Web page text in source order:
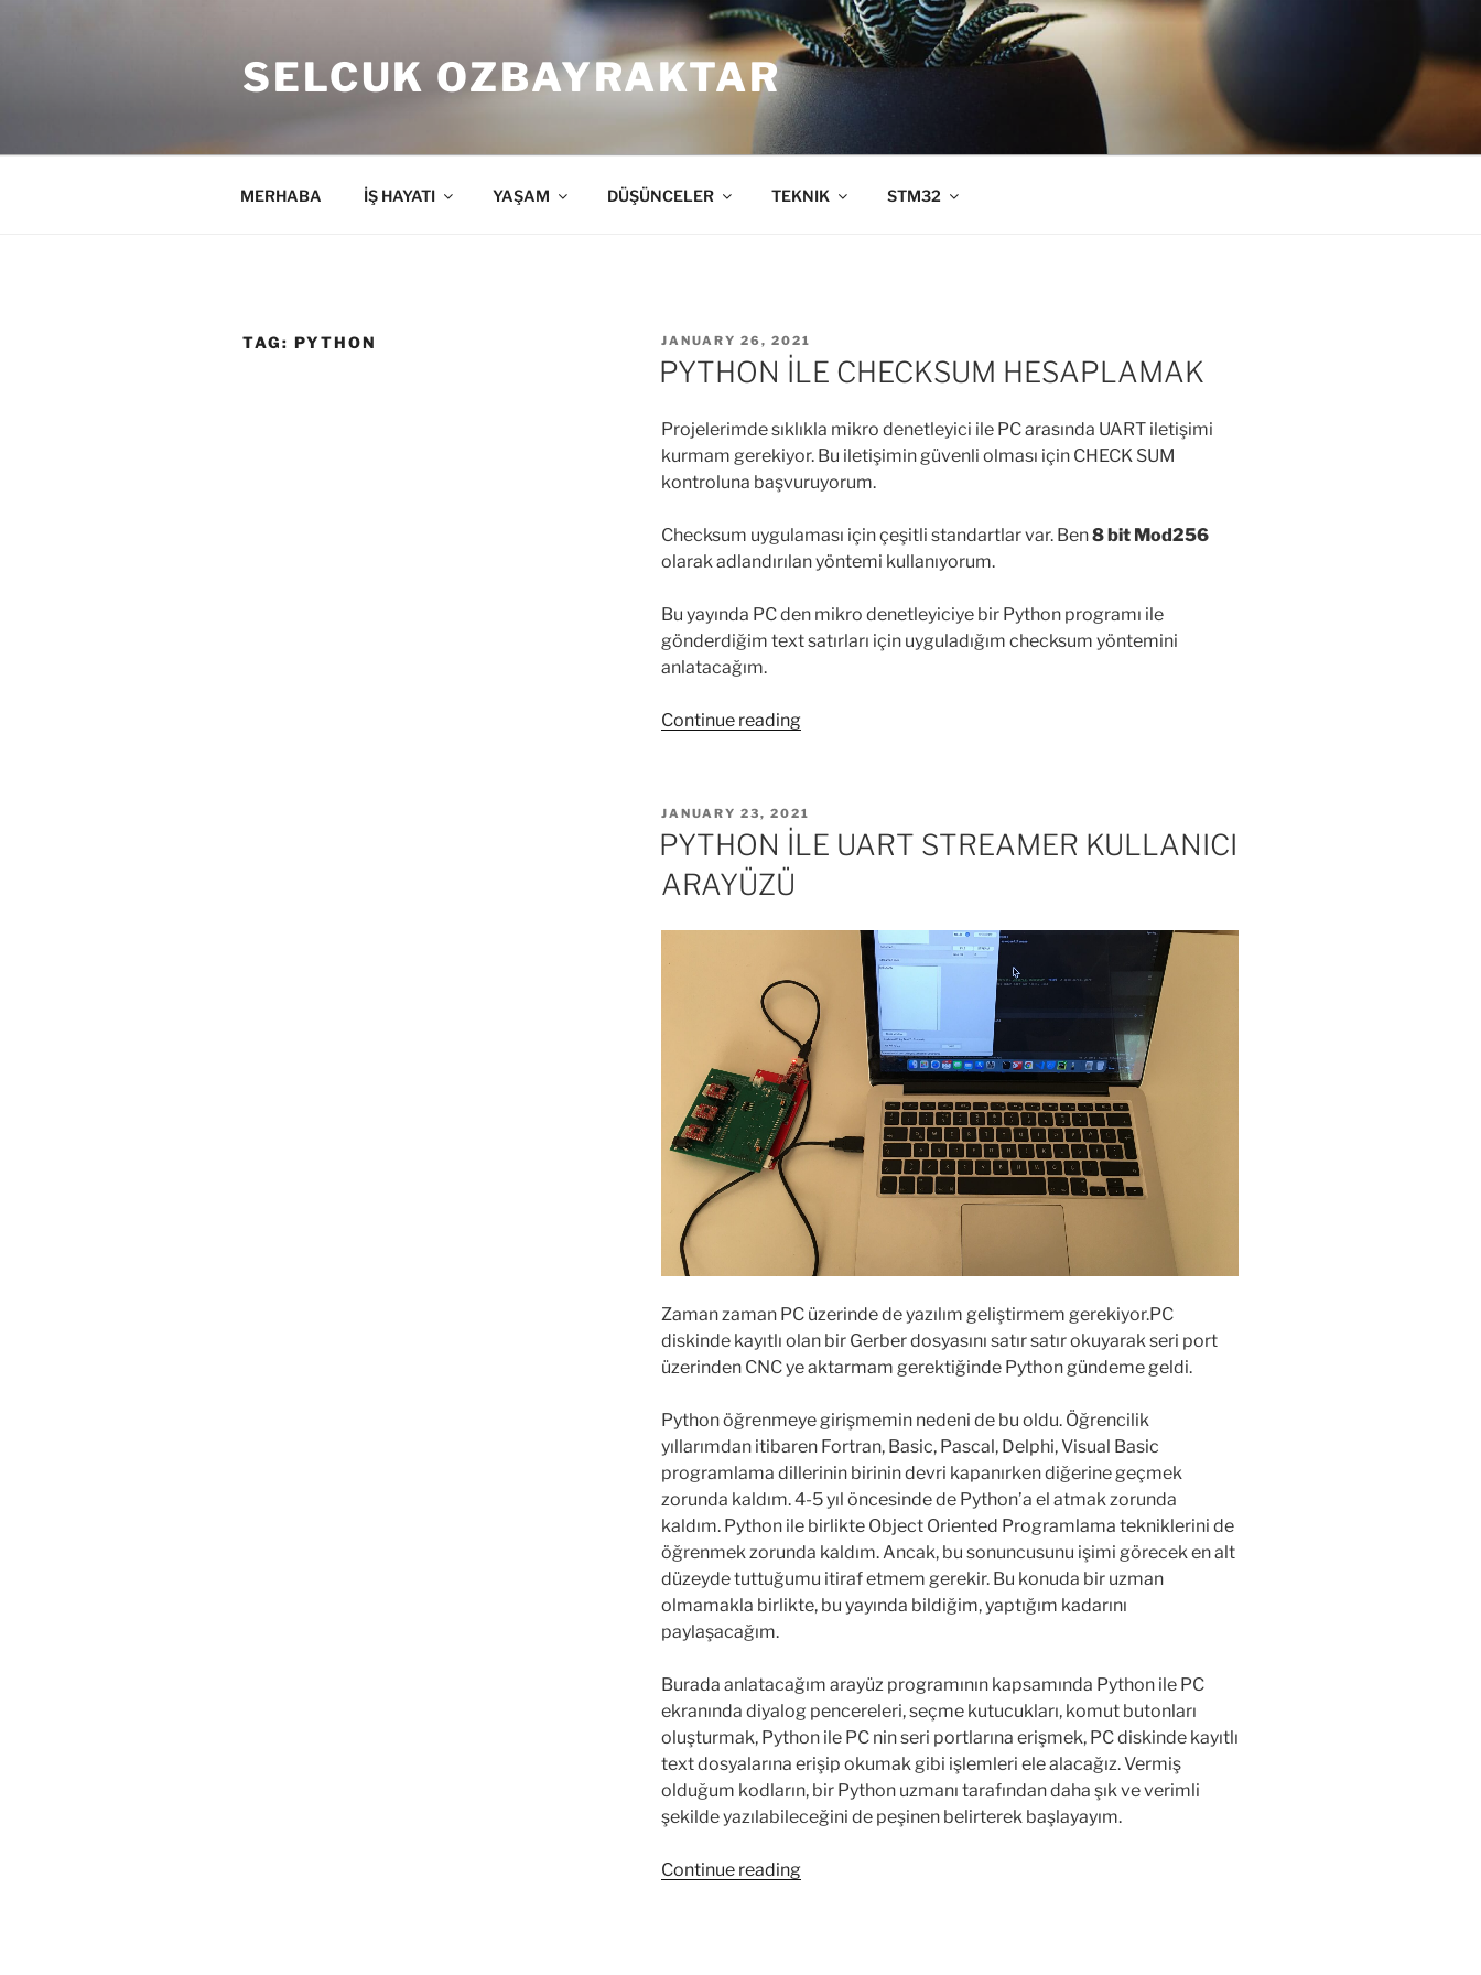
SELCUK OZBAYRAKTAR
MERHABA İŞ HAYATI YAŞAM DÜŞÜNCELER TEKNIK STM32
TAG: PYTHON
POSTED
ON
JANUARY 26, 2021
PYTHON İLE CHECKSUM HESAPLAMAK
Projelerimde sıklıkla mikro denetleyici ile PC arasında UART iletişimi
kurmam gerekiyor. Bu iletişimin güvenli olması için CHECK SUM
kontroluna başvuruyorum.
Checksum uygulaması için çeşitli standartlar var. Ben8 bit Mod256
olarak adlandırılan yöntemi kullanıyorum.
Bu yayında PC den mikro denetleyiciye bir Python programı ile
gönderdiğim text satırları için uyguladığım checksum yöntemini
anlatacağım.
Continue reading“PYTHON
POSTED
ON
JANUARY 23, 2021
PYTHON İLE UART STREAMER KULLANICI
ARAYÜZÜ
Zaman zaman PC üzerinde de yazılım geliştirmem gerekiyor.PC
diskinde kayıtlı olan bir Gerber dosyasını satır satır okuyarak seri port
üzerinden CNC ye aktarmam gerektiğinde Python gündeme geldi.
Python öğrenmeye girişmemin nedeni de bu oldu. Öğrencilik
yıllarımdan itibaren Fortran, Basic, Pascal, Delphi, Visual Basic
programlama dillerinin birinin devri kapanırken diğerine geçmek
zorunda kaldım. 4-5 yıl öncesinde de Python’a el atmak zorunda
kaldım. Python ile birlikte Object Oriented Programlama tekniklerini de
öğrenmek zorunda kaldım. Ancak, bu sonuncusunu işimi görecek en alt
düzeyde tuttuğumu itiraf etmem gerekir. Bu konuda bir uzman
olmamakla birlikte, bu yayında bildiğim, yaptığım kadarını
paylaşacağım.
Burada anlatacağım arayüz programının kapsamında Python ile PC
ekranında diyalog pencereleri, seçme kutucukları, komut butonları
oluşturmak, Python ile PC nin seri portlarına erişmek, PC diskinde kayıtlı
text dosyalarına erişip okumak gibi işlemleri ele alacağız. Vermiş
olduğum kodların, bir Python uzmanı tarafından daha şık ve verimli
şekilde yazılabileceğini de peşinen belirterek başlayayım.
Continue reading“PYTHON